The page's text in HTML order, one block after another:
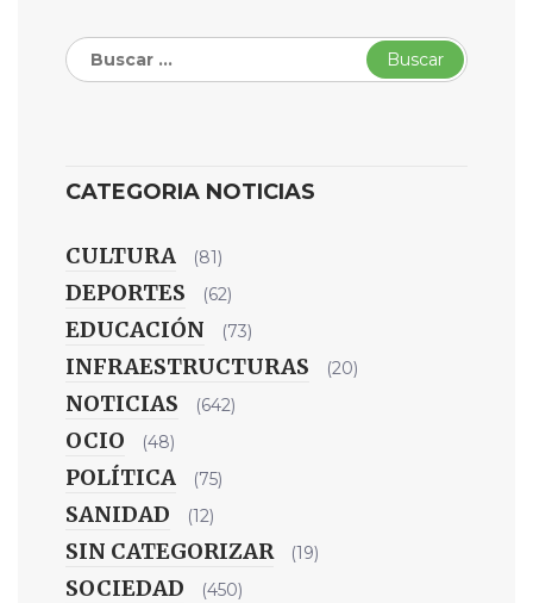
Buscar:
CATEGORIA NOTICIAS
CULTURA (81)
DEPORTES (62)
EDUCACIÓN (73)
INFRAESTRUCTURAS (20)
NOTICIAS (642)
OCIO (48)
POLÍTICA (75)
SANIDAD (12)
SIN CATEGORIZAR (19)
SOCIEDAD (450)